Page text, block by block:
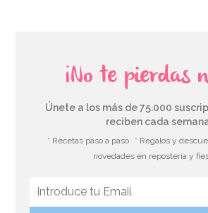
¡No te pierdas
Únete a los más de 75.000
reciben cada
* Recetas paso a paso * Regalos y
novedades en repostería y